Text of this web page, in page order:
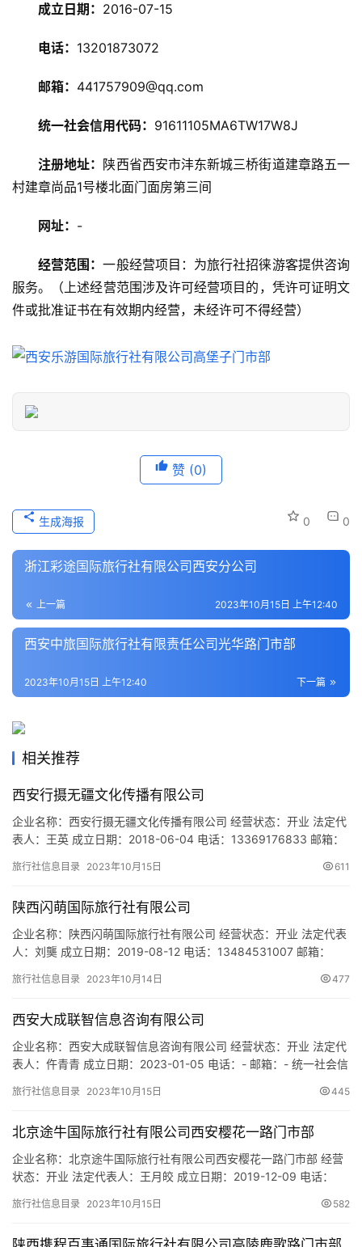
美
热
门
点
旅
游
历
化
导
游
之
地
生
活
旅
游
市
注册
成立日期： 2016-07-15
电话： 13201873072
邮箱： 441757909@qq.com
统一社会信用代码： 91611105MA6TW17W8J
注册地址： 陕西省西安市沣东新城三桥街道建章路五一
村建章尚品1号楼北面门面房第三间
网址： -
经营范围：一般经营项目：为旅行社招徕游客提供咨询
服务。（上述经营范围涉及许可经营项目的，凭许可证明文
件或批准证书在有效期内经营，未经许可不得经营）
赞 (0)
0 0
生成海报
浙江彩途国际旅行社有限公司西安分公司
上一篇 2023年10月15日 上午12:40
西安中旅国际旅行社有限责任公司光华路门市部
下一篇
2023年10月15日 上午12:40
相关推荐
西安行摄无疆文化传播有限公司
企业名称：西安行摄无疆文化传播有限公司 经营状态：开业 法定代
表人：王英 成立日期：2018-06-04 电话：13369176833 邮箱：
91610113MA6UXKN9XP 注册地址：陕西省西安市雁塔区东仪路中
艺术交流活动；休闲观光…
旅行社信息目录 2023年10月15日 611
陕西闪萌国际旅行社有限公司
企业名称：陕西闪萌国际旅行社有限公司 经营状态：开业 法定代表
人：刘龑 成立日期：2019-08-12 电话：13484531007 邮箱：
91610116MA6X2UAH3L 注册地址：陕西省西安市长安区黄良街办
旅行社服务…
旅行社信息目录 2023年10月14日 477
西安大成联智信息咨询有限公司
企业名称：西安大成联智信息咨询有限公司 经营状态：开业 法定代
表人：仵青青 成立日期：2023-01-05 电话：- 邮箱：- 统一社会信
区高新三路财富中心二期D座22楼2202室 网址：- 经营范围：一般
务）；社会经济咨询服务；…
旅行社信息目录 2023年10月15日 445
北京途牛国际旅行社有限公司西安樱花一路门市部
企业名称：北京途牛国际旅行社有限公司西安樱花一路门市部 经营
状态：开业 法定代表人：王月皎 成立日期：2019-12-09 电话：
91610116MA6TTDH654 注册地址：陕西省西安市长安区樱花一路
旅行社信息目录 2023年10月15日 582